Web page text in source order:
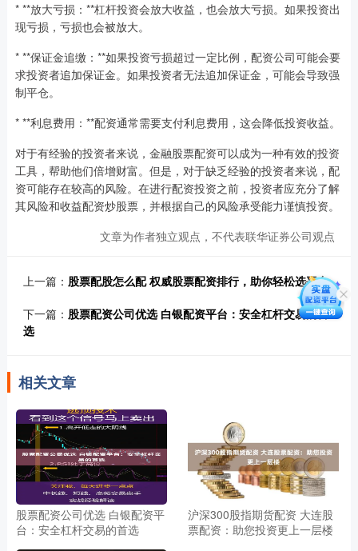
* **放大亏损：**杠杆投资会放大收益，也会放大亏损。如果投资出
现亏损，亏损也会被放大。
* **保证金追缴：**如果投资亏损超过一定比例，配资公司可能会要
求投资者追加保证金。如果投资者无法追加保证金，可能会导致强
制平仓。
* **利息费用：**配资通常需要支付利息费用，这会降低投资收益。
对于有经验的投资者来说，金融股票配资可以成为一种有效的投资
工具，帮助他们倍增财富。但是，对于缺乏经验的投资者来说，配
资可能存在较高的风险。在进行配资投资之前，投资者应充分了解
其风险和收益配资炒股票，并根据自己的风险承受能力谨慎投资。
文章为作者独立观点，不代表联华证券公司观点
上一篇： 股票配股怎么配 权威股票配资排行，助你轻松选平台
下一篇： 股票配资公司优选 白银配资平台：安全杠杆交易的首
选
相关文章
股票配资公司优选 白银配资平
台：安全杠杆交易的首选
沪深300股指期货配资 大连股
票配资：助您投资更上一层楼